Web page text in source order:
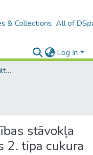
& Collections All of
Log In
B4 – LU fakultātes / Faculties of the UL
stāvokļa
2. tipa cukura